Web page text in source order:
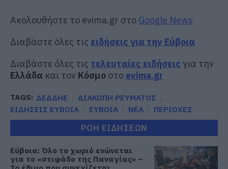
Ακολουθήστε το evima.gr στο Google News
Διαβάστε όλες τις ειδήσεις για την Εύβοια
Διαβάστε όλες τις τελευταίες ειδήσεις για την
Ελλάδα και τον Κόσμο στο evima.gr
TAGS: ΔΕΔΔΗΕ
ΔΙΑΚΟΠΗ ΡΕΥΜΑΤΟΣ
ΕΙΔΗΣΕΙΣ ΕΥΒΟΙΑ
ΕΥΒΟΙΑ ΝΕΑ ΠΕΡΙΟΧΕΣ
ΡΟΗ ΕΙΔΗΣΕΩΝ
Εύβοια: Όλο το χωριό ενώνεται
για το «στιφάδο της Παναγίας» –